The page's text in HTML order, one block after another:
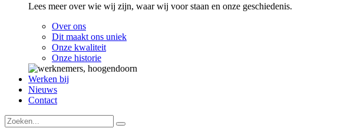
Lees meer over wie wij zijn, waar wij voor staan en onze geschiedenis.
Over ons
Dit maakt ons uniek
Onze kwaliteit
Onze historie
Werken bij
Nieuws
Contact